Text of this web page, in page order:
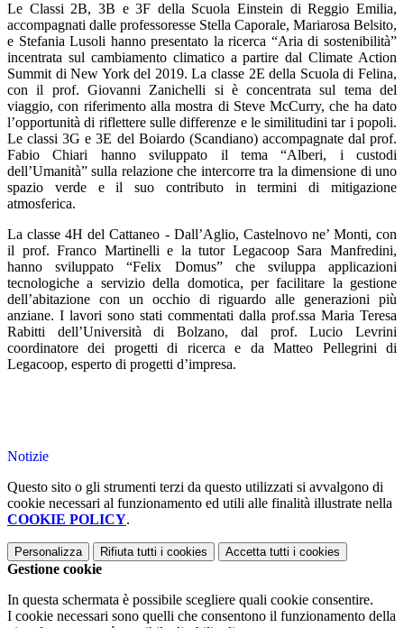
Le Classi 2B, 3B e 3F della Scuola Einstein di Reggio Emilia,
accompagnati dalle professoresse Stella Caporale, Mariarosa Belsito,
e Stefania Lusoli hanno presentato la ricerca “Aria di sostenibilità”
incentrata sul cambiamento climatico a partire dal Climate Action
Summit di New York del 2019. La classe 2E della Scuola di Felina,
con il prof. Giovanni Zanichelli si è concentrata sul tema del
viaggio, con riferimento alla mostra di Steve McCurry, che ha dato
l’opportunità di riflettere sulle differenze e le similitudini tar i popoli.
Le classi 3G e 3E del Boiardo (Scandiano) accompagnate dal prof.
Fabio Chiari hanno sviluppato il tema “Alberi, i custodi
dell’Umanità” sulla relazione che intercorre tra la dimensione di uno
spazio verde e il suo contributo in termini di mitigazione
atmosferica.
La classe 4H del Cattaneo - Dall’Aglio, Castelnovo ne’ Monti, con
il prof. Franco Martinelli e la tutor Legacoop Sara Manfredini,
hanno sviluppato “Felix Domus” che sviluppa applicazioni
tecnologiche a servizio della domotica, per facilitare la gestione
dell’abitazione con un occhio di riguardo alle generazioni più
anziane. I lavori sono stati commentati dalla prof.ssa Maria Teresa
Rabitti dell’Università di Bolzano, dal prof. Lucio Levrini
coordinatore dei progetti di ricerca e da Matteo Pellegrini di
Legacoop, esperto di progetti d’impresa.
Notizie
Questo sito o gli strumenti terzi da questo utilizzati si avvalgono di
cookie necessari al funzionamento ed utili alle finalità illustrate nella
COOKIE POLICY.
Personalizza Rifiuta tutti i cookies Accetta tutti i cookies
Gestione cookie
In questa schermata è possibile scegliere quali cookie consentire.
I cookie necessari sono quelli che consentono il funzionamento della